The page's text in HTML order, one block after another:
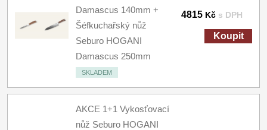
Damascus 140mm +
Šéfkuchařský nůž
Seburo HOGANI
Damascus 250mm
SKLADEM
4815 Kč s DPH
Koupit
AKCE 1+1 Vykosťovací
nůž Seburo HOGANI